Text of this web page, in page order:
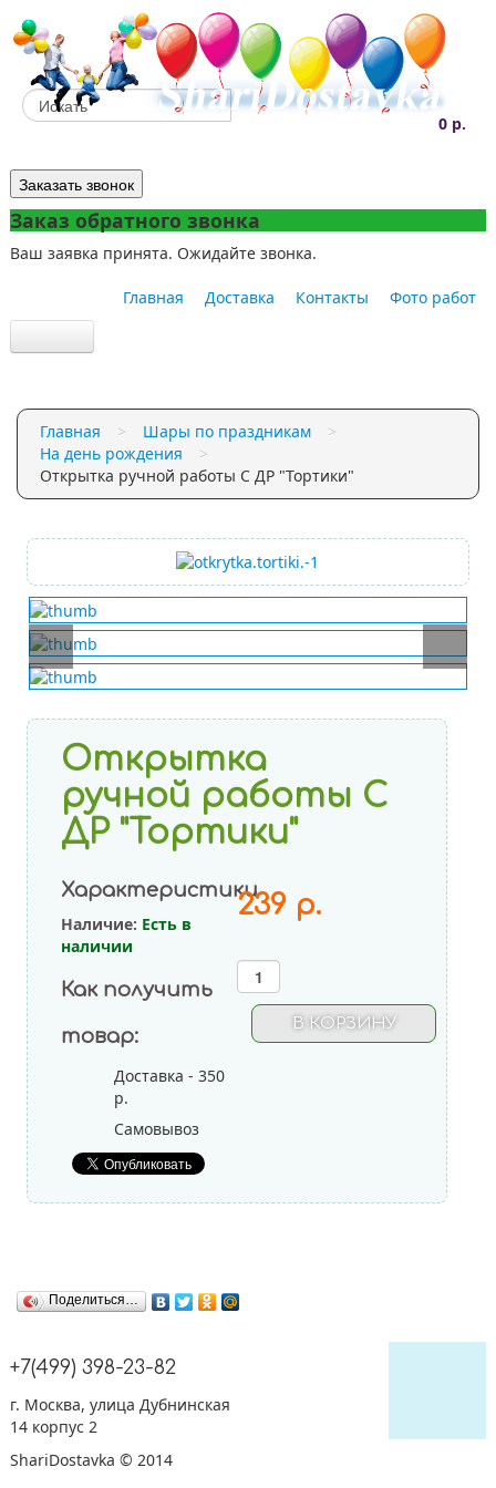
0 р.
Заказать звонок
Заказ обратного звонка
Ваш заявка принята. Ожидайте звонка.
Главная Доставка Контакты Фото работ
Облако из шаров
Большие шары
C рисунком
Пастель Ассорти
Декоратор Ассорти
Фольгированные шары
Главная > Шары по праздникам
>
На день рождения
>
Открытка ручной работы С ДР "Тортики"
Открытка
ручной работы С
ДР "Тортики"
Характеристики
Наличие: Есть в
наличии
Как получить
товар:
Доставка - 350
р.
Самовывоз
239 р.
Поделиться…
+7(499) 398-23-82
г. Москва, улица Дубнинская
14 корпус 2
ShariDostavka © 2014